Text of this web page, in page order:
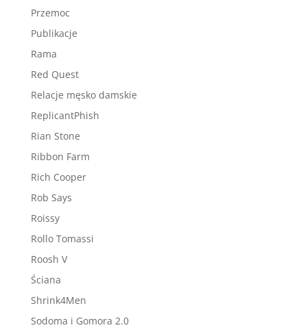
Przemoc
Publikacje
Rama
Red Quest
Relacje męsko damskie
ReplicantPhish
Rian Stone
Ribbon Farm
Rich Cooper
Rob Says
Roissy
Rollo Tomassi
Roosh V
Ściana
Shrink4Men
Sodoma i Gomora 2.0